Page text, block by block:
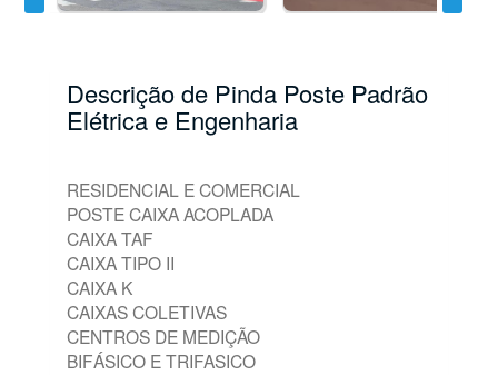
Descrição de Pinda Poste Padrão
Elétrica e Engenharia
RESIDENCIAL E COMERCIAL
POSTE CAIXA ACOPLADA
CAIXA TAF
CAIXA TIPO II
CAIXA K
CAIXAS COLETIVAS
CENTROS DE MEDIÇÃO
BIFÁSICO E TRIFASICO